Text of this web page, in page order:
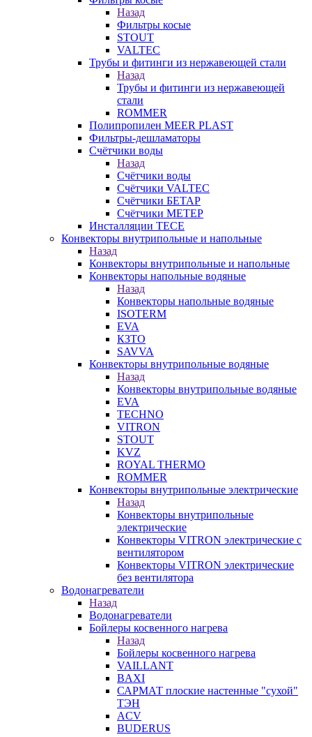
Назад
Фильтры косые
STOUT
VALTEC
Трубы и фитинги из нержавеющей стали
Назад
Трубы и фитинги из нержавеющей
стали
ROMMER
Полипропилен MEER PLAST
Фильтры-дешламаторы
Счётчики воды
Назад
Счётчики воды
Счётчики VALTEC
Счётчики БЕТАР
Счётчики МЕТЕР
Инсталляции TECE
Конвекторы внутрипольные и напольные
Назад
Конвекторы внутрипольные и напольные
Конвекторы напольные водяные
Назад
Конвекторы напольные водяные
ISOTERM
EVA
КЗТО
SAVVA
Конвекторы внутрипольные водяные
Назад
Конвекторы внутрипольные водяные
EVA
TECHNO
VITRON
STOUT
KVZ
ROYAL THERMO
ROMMER
Конвекторы внутрипольные электрические
Назад
Конвекторы внутрипольные
электрические
Конвекторы VITRON электрические с
вентилятором
Конвекторы VITRON электрические
без вентилятора
Водонагреватели
Назад
Водонагреватели
Бойлеры косвенного нагрева
Назад
Бойлеры косвенного нагрева
VAILLANT
BAXI
САРМАТ плоские настенные "сухой"
ТЭН
ACV
BUDERUS